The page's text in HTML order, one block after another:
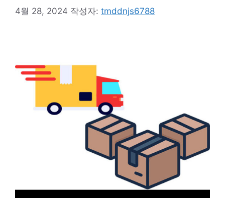
4월 28, 2024 작성자: tmddnjs6788